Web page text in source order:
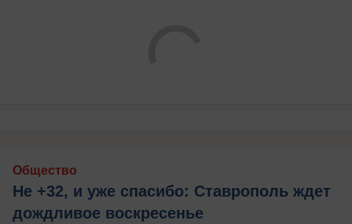
Общество
Не +32, и уже спасибо: Ставрополь ждет
дождливое воскресенье